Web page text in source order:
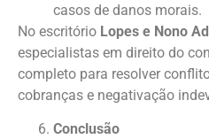
casos de danos morais.
No escritório Lopes e Nono
especialistas em direito do
completo para resolver
cobranças e negativação
Conclusão